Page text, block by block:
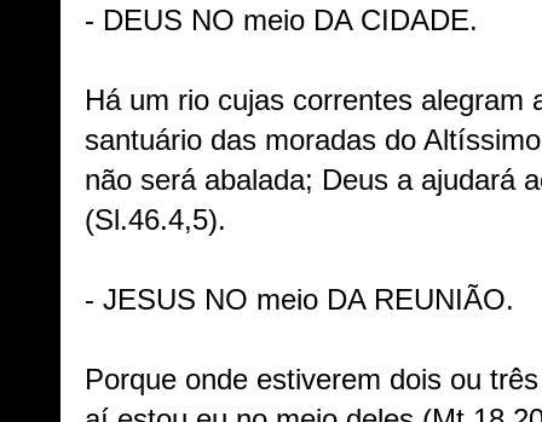
- DEUS NO meio DA CIDADE.
Há um rio cujas correntes alegram
santuário das moradas do
não será abalada; Deus a ajudará
(Sl.46.4,5).
- JESUS NO meio DA REUNIÃO.
Porque onde estiverem dois ou